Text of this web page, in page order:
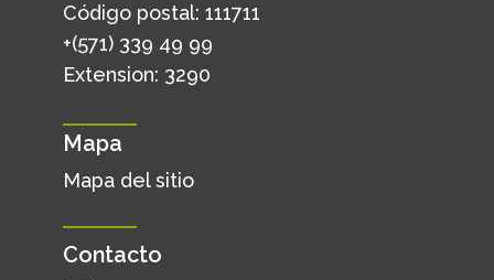
Código postal: 111711
+(571) 339 49 99
Extension: 3290
Mapa
Mapa del sitio
Contacto